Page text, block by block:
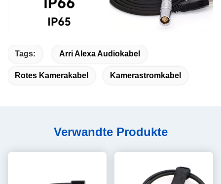
Tags: Arri Alexa Audiokabel
Rotes Kamerakabel Kamerastromkabel
Verwandte Produkte